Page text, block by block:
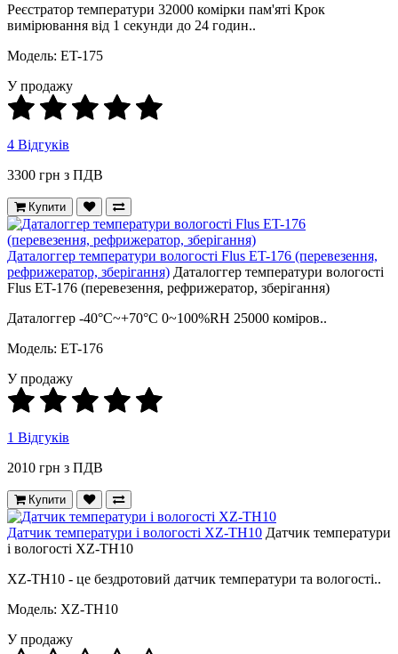
Реєстратор температури 32000 комірки пам'яті Крок
вимірювання від 1 секунди до 24 годин..
Модель: ET-175
У продажу
4 Відгуків
3300 грн з ПДВ
Купити
Даталоггер температури вологості Flus ET-176 (перевезення,
рефрижератор, зберігання) Даталоггер температури вологості
Flus ET-176 (перевезення, рефрижератор, зберігання)
Даталоггер -40°C~+70°C 0~100%RH 25000 коміров..
Модель: ET-176
У продажу
1 Відгуків
2010 грн з ПДВ
Купити
Датчик температури і вологості XZ-TH10 Датчик температури
і вологості XZ-TH10
XZ-TH10 - це бездротовий датчик температури та вологості..
Модель: XZ-TH10
У продажу